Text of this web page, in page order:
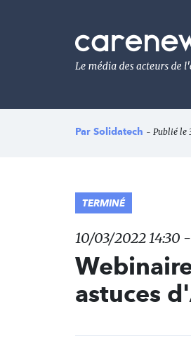
Le
média
de
l'engagement
Par Solidatech - Publié le
TERMINÉ
10/03/2022 14:30 -
astuces